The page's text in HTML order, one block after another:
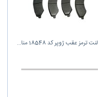
لنت ترمز عقب ژوپر کد 18548 منا